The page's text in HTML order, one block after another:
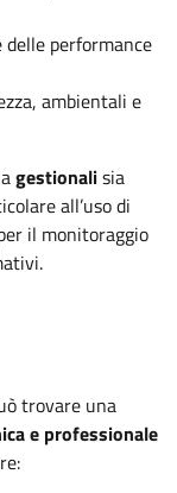
performance
ambientali e
gestionalisia
all’uso di
il monitoraggio
trovare una
e professionale